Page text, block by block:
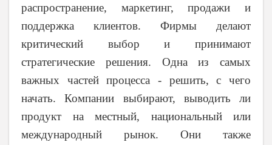
распространение, маркетинг, продажи и
поддержка клиентов.
Фирмы делают
критический выбор и принимают
стратегические решения. Одна из самых
важных частей процесса - решить, с чего
начать. Компании выбирают, выводить ли
продукт на местный, национальный или
международный рынок. Они также